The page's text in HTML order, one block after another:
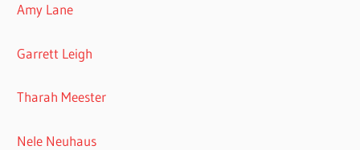
Amy Lane
Garrett Leigh
Tharah Meester
Nele Neuhaus